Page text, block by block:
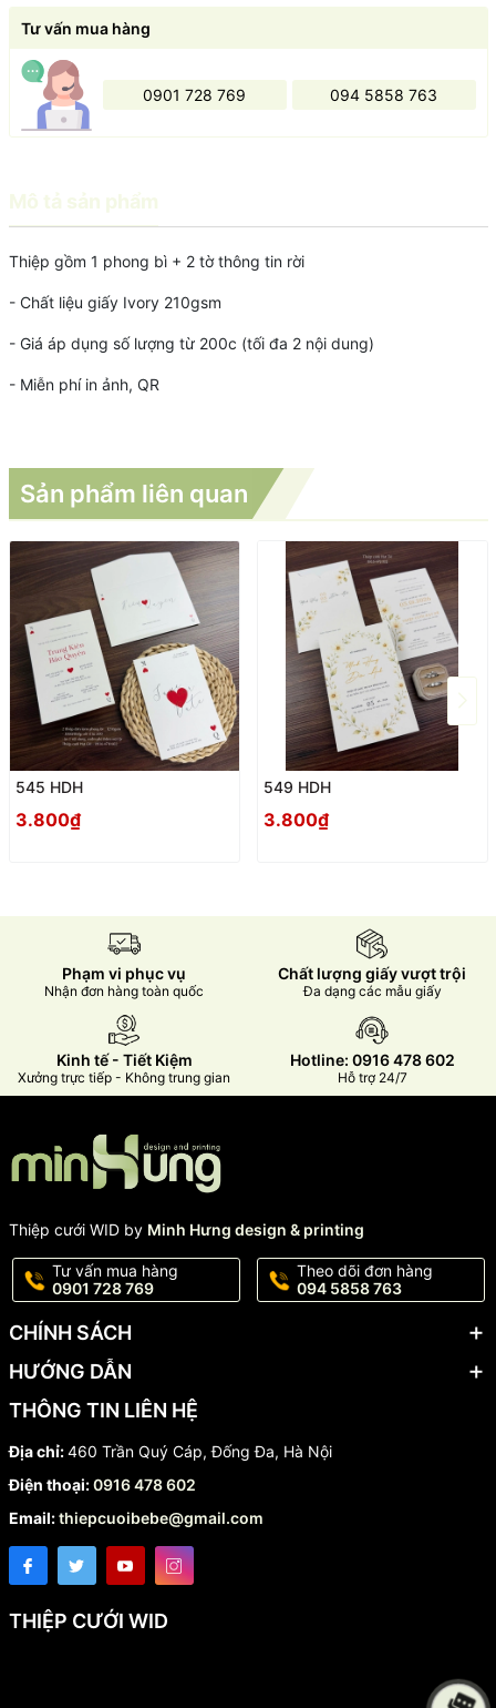
Tư vấn mua hàng
0901 728 769 094 5858 763
Mô tả sản phẩm
Thiệp gồm 1 phong bì + 2 tờ thông tin rời
- Chất liệu giấy Ivory 210gsm
- Giá áp dụng số lượng từ 200c (tối đa 2 nội dung)
- Miễn phí in ảnh, QR
Sản phẩm liên quan
545 HDH
3.800₫
549 HDH
3.800₫
Phạm vi phục vụ
Nhận đơn hàng toàn quốc
Chất lượng giấy vượt trội
Đa dạng các mẫu giấy
Kinh tế - Tiết Kiệm
Xưởng trực tiếp - Không trung gian
Hotline: 0916 478 602
Hỗ trợ 24/7
Thiệp cưới WID by Minh Hưng design & printing
Tư vấn mua hàng
0901 728 769
Theo dõi đơn hàng
094 5858 763
CHÍNH SÁCH
HƯỚNG DẪN
THÔNG TIN LIÊN HỆ
Địa chỉ:460 Trần Quý Cáp, Đống Đa, Hà Nội
Điện thoại:0916 478 602
Email:thiepcuoibebe@gmail.com
THIỆP CƯỚI WID